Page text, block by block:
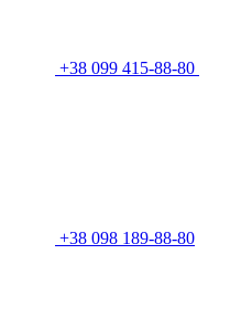
+38 099 415-88-80
+38 098 189-88-80